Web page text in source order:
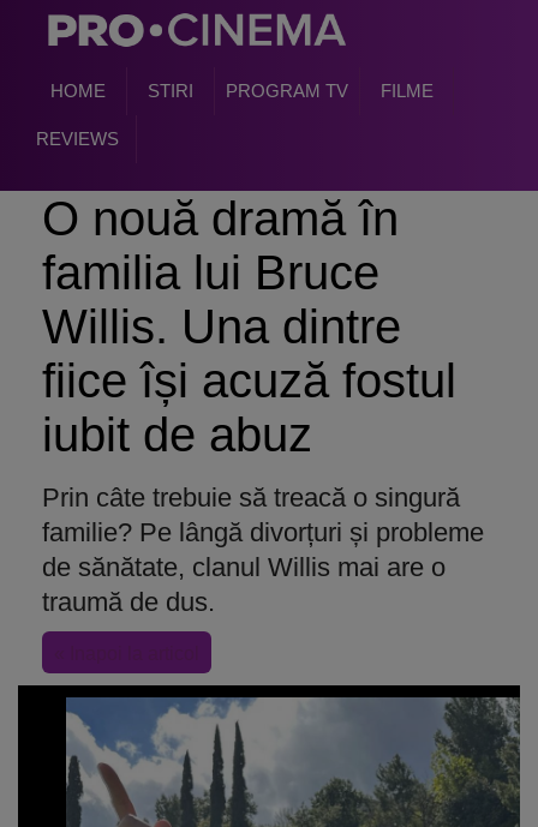
HOME STIRI PROGRAM TV FILME
REVIEWS
O nouă dramă în
familia lui Bruce
Willis. Una dintre
fiice își acuză fostul
iubit de abuz
Prin câte trebuie să treacă o singură
familie? Pe lângă divorțuri și probleme
de sănătate, clanul Willis mai are o
traumă de dus.